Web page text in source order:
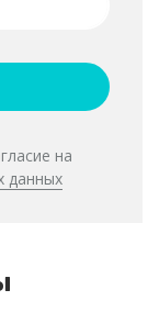
на
данных